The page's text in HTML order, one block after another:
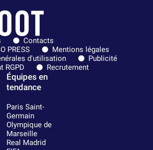
Contacts
PRESS
Mentions légales
d'utilisation
Publicité
RGPD
Recrutement
Équipes en
tendance
Paris Saint-
Germain
Olympique de
Marseille
Real Madrid